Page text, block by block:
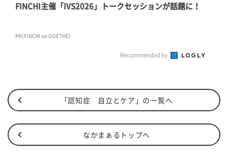
FINCHI主催「IVS2026」トークセッションが話題に！
PR(FINCHI on GOETHE)
Recommended by
「認知症 自立とケア」の一覧へ
なかまぁるトップへ